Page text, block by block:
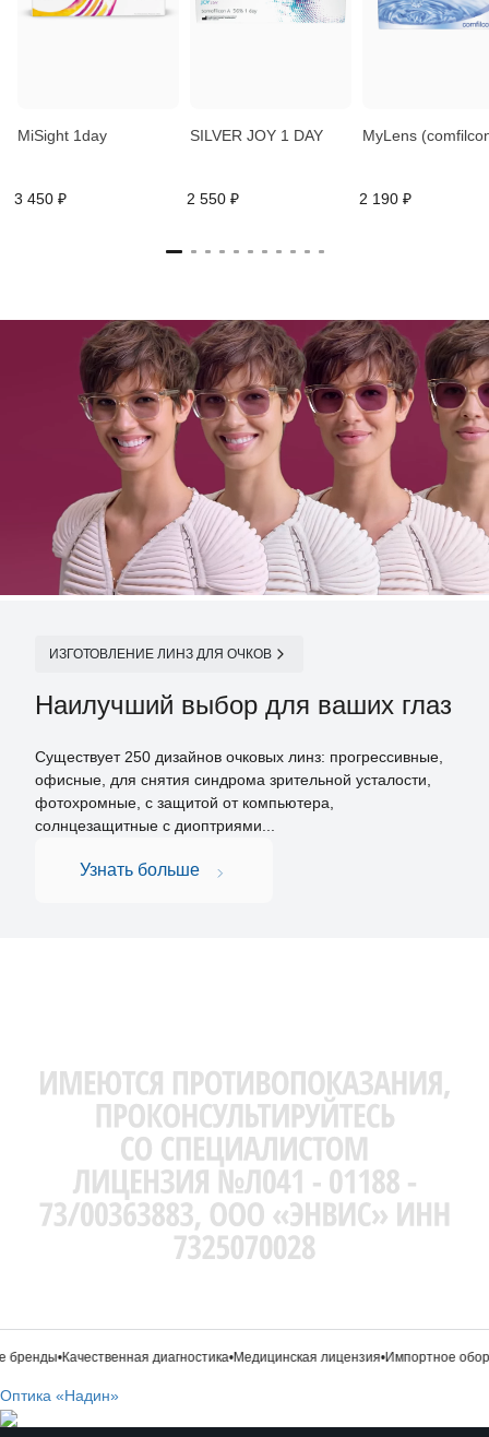
MiSight 1day
3 450 ₽
SILVER JOY 1 DAY
2 550 ₽
MyLens
2 190 ₽
ИЗГОТОВЛЕНИЕ ЛИНЗ ДЛЯ ОЧКОВ
Наилучший выбор для ваших глаз
Существует 250 дизайнов очковых линз: прогрессивные,
офисные, для снятия синдрома зрительной усталости,
фотохромные, с защитой от компьютера,
солнцезащитные с диоптриями...
Узнать больше
•Качественная диагностика•Медицинская лицензия•Импортное
Оптика «Надин»